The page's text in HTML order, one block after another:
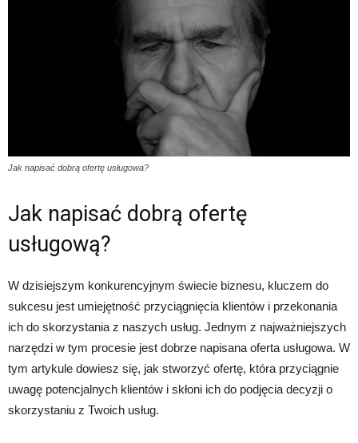
Jak napisać dobrą ofertę usługowa?
Jak napisać dobrą ofertę
usługową?
W dzisiejszym konkurencyjnym świecie biznesu, kluczem do
sukcesu jest umiejętność przyciągnięcia klientów i przekonania
ich do skorzystania z naszych usług. Jednym z najważniejszych
narzędzi w tym procesie jest dobrze napisana oferta usługowa. W
tym artykule dowiesz się, jak stworzyć ofertę, która przyciągnie
uwagę potencjalnych klientów i skłoni ich do podjęcia decyzji o
skorzystaniu z Twoich usług.